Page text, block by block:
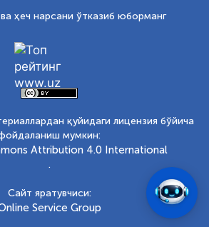
ҳеч нарсани ўтказиб юборманг
қуйидаги лицензия бўйича
мумкин:
Attribution 4.0 International
.
Сайт яратувчиси:
Service Group